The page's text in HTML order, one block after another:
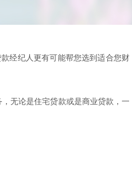
经纪人更有可能帮您选到适合您财
无论是住宅贷款或是商业贷款，一